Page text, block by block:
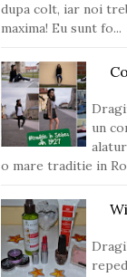
dupa colt, iar noi
maxima! Eu sunt fo...
un
o mare traditie in